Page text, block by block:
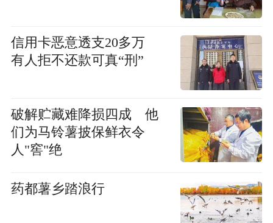
信用卡恶意透支20多万
有人拒不还款可真“刑”
破解贮藏难降损四成 他
们为马铃薯披保鲜衣令
人"窖"绝
药都薯乡踏浪行